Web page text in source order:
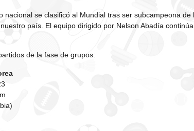
nacional se clasificó al Mundial tras ser subcampeona de
país. El equipo dirigido por Nelson Abadía
de la fase de grupos: